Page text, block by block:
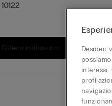
10122
Ottieni indicazioni
Desideri
interessi.